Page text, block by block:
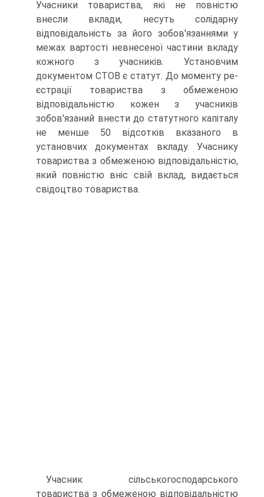
Учасники товариства, які не по­вністю
внесли вклади, несуть солідарну
відповідальність за його зобо­в'язаннями у
межах вартості невнесеної частини вкладу
кожного з учасників. Установчим
документом СТОВ є статут. До моменту ре­
єстрації товариства з обмеженою
відповідальністю кожен з учасників
зобов'язаний внести до статутного капіталу
не менше 50 відсотків вка­заного в
установчих документах вкладу. Учаснику
товариства з обме­женою відповідальністю,
який повністю вніс свій вклад, видається
свідоцтво товариства.
Учасник сільськогосподарського
товариства з обмеженою від­повідальністю